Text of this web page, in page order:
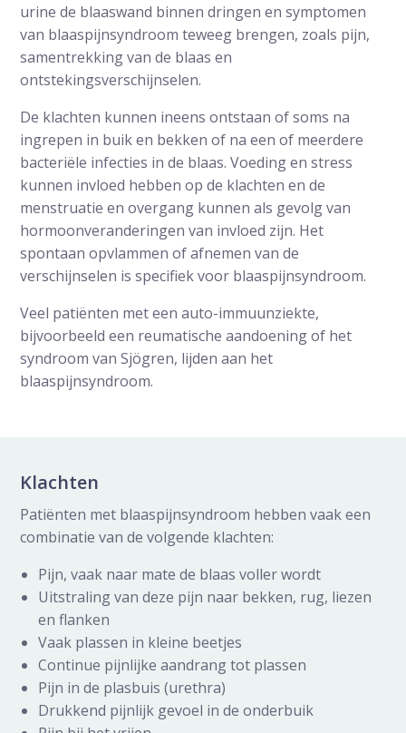
urine de blaaswand binnen dringen en symptomen
van blaaspijnsyndroom teweeg brengen, zoals pijn,
samentrekking van de blaas en
ontstekingsverschijnselen.
De klachten kunnen ineens ontstaan of soms na
ingrepen in buik en bekken of na een of meerdere
bacteriële infecties in de blaas. Voeding en stress
kunnen invloed hebben op de klachten en de
menstruatie en overgang kunnen als gevolg van
hormoonveranderingen van invloed zijn. Het
spontaan opvlammen of afnemen van de
verschijnselen is specifiek voor blaaspijnsyndroom.
Veel patiënten met een auto-immuunziekte,
bijvoorbeeld een reumatische aandoening of het
syndroom van Sjögren, lijden aan het
blaaspijnsyndroom.
Klachten
Patiënten met blaaspijnsyndroom hebben vaak een
combinatie van de volgende klachten:
Pijn, vaak naar mate de blaas voller wordt
Uitstraling van deze pijn naar bekken, rug, liezen
en flanken
Vaak plassen in kleine beetjes
Continue pijnlijke aandrang tot plassen
Pijn in de plasbuis (urethra)
Drukkend pijnlijk gevoel in de onderbuik